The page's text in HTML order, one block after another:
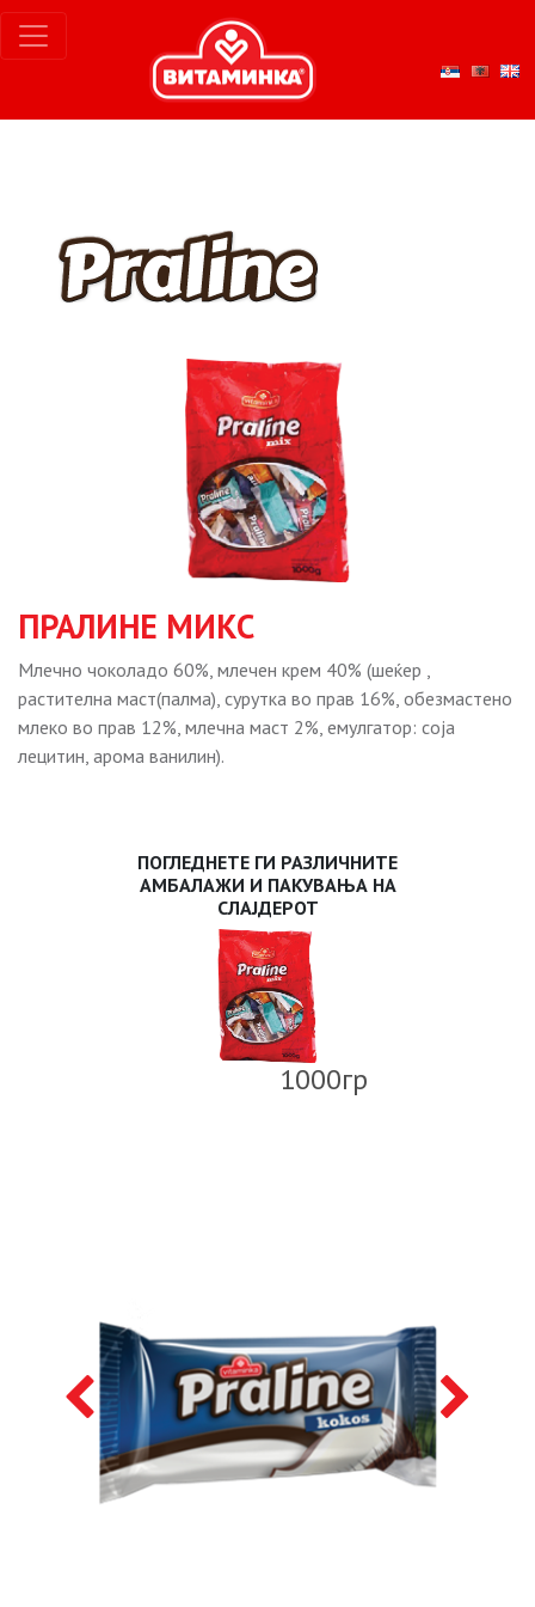
ПРАЛИНЕ МИКС
Mлечно чоколадо 60%, млечен крем 40% (шеќер ,
растителна маст(палма), сурутка во прав 16%, обезмастено
млеко во прав 12%, млечна маст 2%, емулгатор: соја
лецитин, арома ванилин).
ПОГЛЕДНЕТЕ ГИ РАЗЛИЧНИТЕ
АМБАЛАЖИ И ПАКУВАЊА НА
СЛАЈДЕРОТ
1000гр